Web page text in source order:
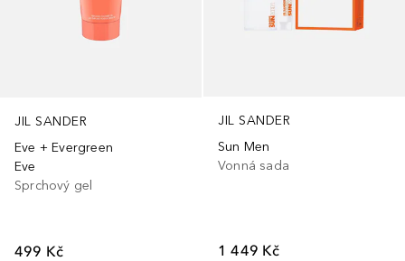
JIL SANDER
Eve + Evergreen
Eve
Sprchový gel
499 Kč
JIL SANDER
Sun Men
Vonná sada
1 449 Kč